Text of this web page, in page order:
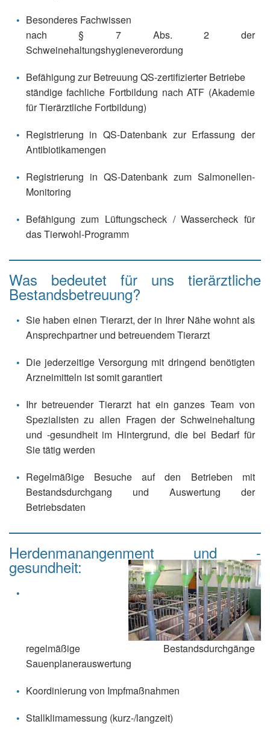
Besonderes Fachwissen
nach § 7 Abs. 2 der
Schweinehaltungshygieneverordung
Befähigung zur Betreuung QS-zertifizierter Betriebe
ständige fachliche Fortbildung nach ATF (Akademie
für Tierärztliche Fortbildung)
Registrierung in QS-Datenbank zur Erfassung der
Antibiotikamengen
Registrierung in QS-Datenbank zum Salmonellen-
Monitoring
Befähigung zum Lüftungscheck / Wassercheck für
das Tierwohl-Programm
Was bedeutet für uns tierärztliche
Bestandsbetreuung?
Sie haben einen Tierarzt, der in Ihrer Nähe wohnt als
Ansprechpartner und betreuendem Tierarzt
Die jederzeitige Versorgung mit dringend benötigten
Arzneimitteln ist somit garantiert
Ihr betreuender Tierarzt hat ein ganzes Team von
Spezialisten zu allen Fragen der Schweinehaltung
und -gesundheit im Hintergrund, die bei Bedarf für
Sie tätig werden
Regelmäßige Besuche auf den Betrieben mit
Bestandsdurchgang und Auswertung der
Betriebsdaten
Herdenmanangenment und -
gesundheit:
regelmäßige Bestandsdurchgänge
Sauenplanerauswertung
Koordinierung von Impfmaßnahmen
Stallklimamessung (kurz-/langzeit)